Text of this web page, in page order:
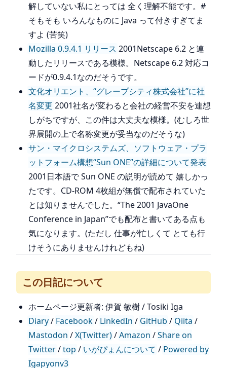
解していない私にとっては 全く理解不能です。#
そもそも いろんなものに Java って付きすぎてま
すよ (苦笑)
Mozilla 0.9.4.1 リリース 2001Netscape 6.2 と連
動したリリースである模様。Netscape 6.2 対応コ
ードが0.9.4.1なのだそうです。
文化オリエント、“グレープシティ株式会社”に社
名変更 2001社名が変わると会社の経営不安を連想
しがちですが、この件は大丈夫な模様。(むしろ世
界展開の上で名称変更が妥当なのだそうな)
サン・マイクロシステムズ、ソフトウェア・プラ
ットフォーム構想“Sun ONE”の詳細について発表
2001日本語で Sun ONE の説明が読めて 嬉しかっ
たです。CD-ROM 4枚組が無償で配布されていた
とは知りませんでした。“The 2001 JavaOne
Conference in Japan”でも配布と書いてある点も
気になります。(ただし 仕事が忙しくて とても行
けそうにありませんけれどもね)
この日記について
ホームページ更新者: 伊賀 敏樹 / Tosiki Iga
Diary/ Facebook/ LinkedIn / GitHub / Qiita /
Mastodon /X(Twitter)/Amazon /Share on
Twitter/top / いがぴょんについて / Powered by
Igapyonv3